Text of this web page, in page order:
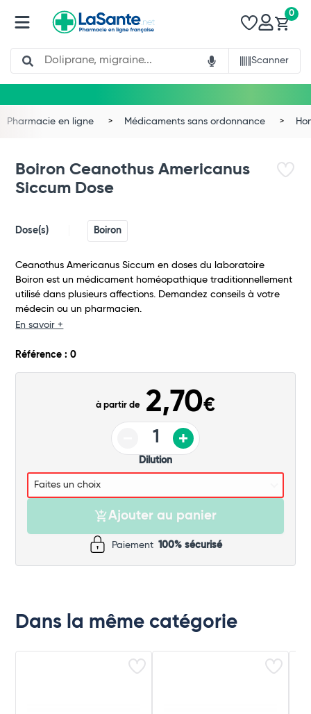
Search
Scanner
0
Total
Pharmacie en ligne Médicaments sans ordonnance
Boiron Ceanothus Americanus
Siccum Dose
Dose(s) Boiron
Ceanothus Americanus Siccum en doses du laboratoire
Boiron est un médicament homéopathique traditionnellement
utilisé dans plusieurs affections. Demandez conseils à votre
médecin ou un pharmacien.
En savoir +
Référence : 0
à partir de 2,70€
Dilution
Ajouter au panier
Paiement 100% sécurisé
Dans la même catégorie